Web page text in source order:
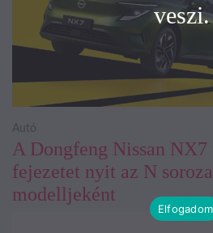
A Dongfeng Nissan
fejezetet nyit az N
modelljeként
Autó
veszi.
Elfogadom